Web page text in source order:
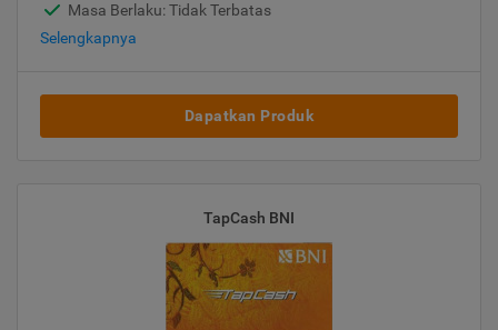
Masa Berlaku: Tidak Terbatas
Selengkapnya
Dapatkan Produk
TapCash BNI